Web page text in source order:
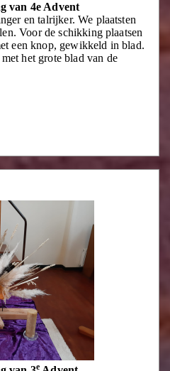
van 4e Advent
en talrijker. We plaatsten
Voor de schikking plaatsen
een knop, gewikkeld in blad.
het grote blad van de
e